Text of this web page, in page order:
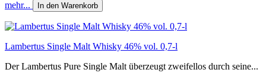
mehr... In den Warenkorb
Lambertus Single Malt Whisky 46% vol. 0,7-l
Der Lambertus Pure Single Malt überzeugt zweifellos durch seine...